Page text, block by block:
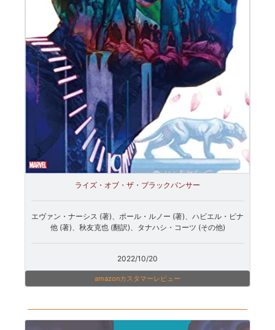
ライズ・オブ・ザ・ブラックパンサー
エヴァン・ナーシス (著)、ポール・ルノー (著)、ハビエル・ピナ
他 (著)、秋友克也 (翻訳)、タナハシ・コーツ (その他)
2022/10/20
amazonカスタマーレビュー